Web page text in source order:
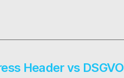
Header vs DSGVO